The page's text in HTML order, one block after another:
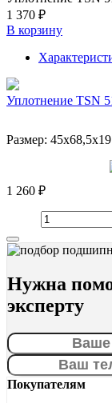
1 370 ₽
В корзину
Уплотнение TSN
Размер: 45x68,5x19
1 260 ₽
Нужна
эксперту
Покупателям